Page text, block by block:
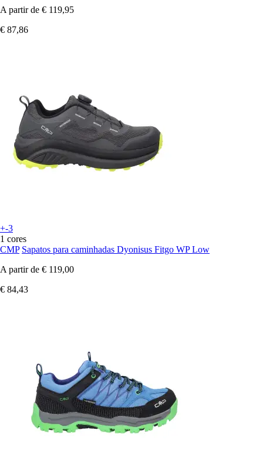
A partir de € 119,95
€ 87,86
+-3
1 cores
CMP Sapatos para caminhadas Dyonisus Fitgo WP Low
A partir de € 119,00
€ 84,43